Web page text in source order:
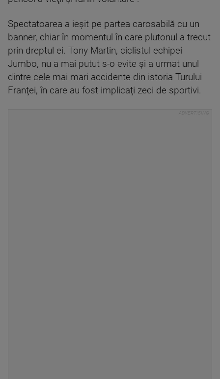
Spectatoarea a ieşit pe partea carosabilă cu un
banner, chiar în momentul în care plutonul a trecut
prin dreptul ei. Tony Martin, ciclistul echipei
Jumbo, nu a mai putut s-o evite şi a urmat unul
dintre cele mai mari accidente din istoria Turului
Franţei, în care au fost implicaţi zeci de sportivi.